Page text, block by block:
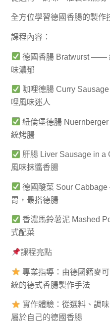
全方位學習德國香腸的製作
課程內容：
德國香腸 Bratwurst ——
味濃郁
咖哩德腸 Curry
哩風味迷人
紐倫堡德腸
統烤腸
肝腸 Liver Sausage in
風味抹醬香腸
德國酸菜 Sour
胃，最搭德腸
香濃馬鈴薯泥 Mashed
式配菜
課程亮點
專業指導：由德國籍麥
統的德式香腸製作手法
實作體驗：從選料、調
屬於自己的德國香腸